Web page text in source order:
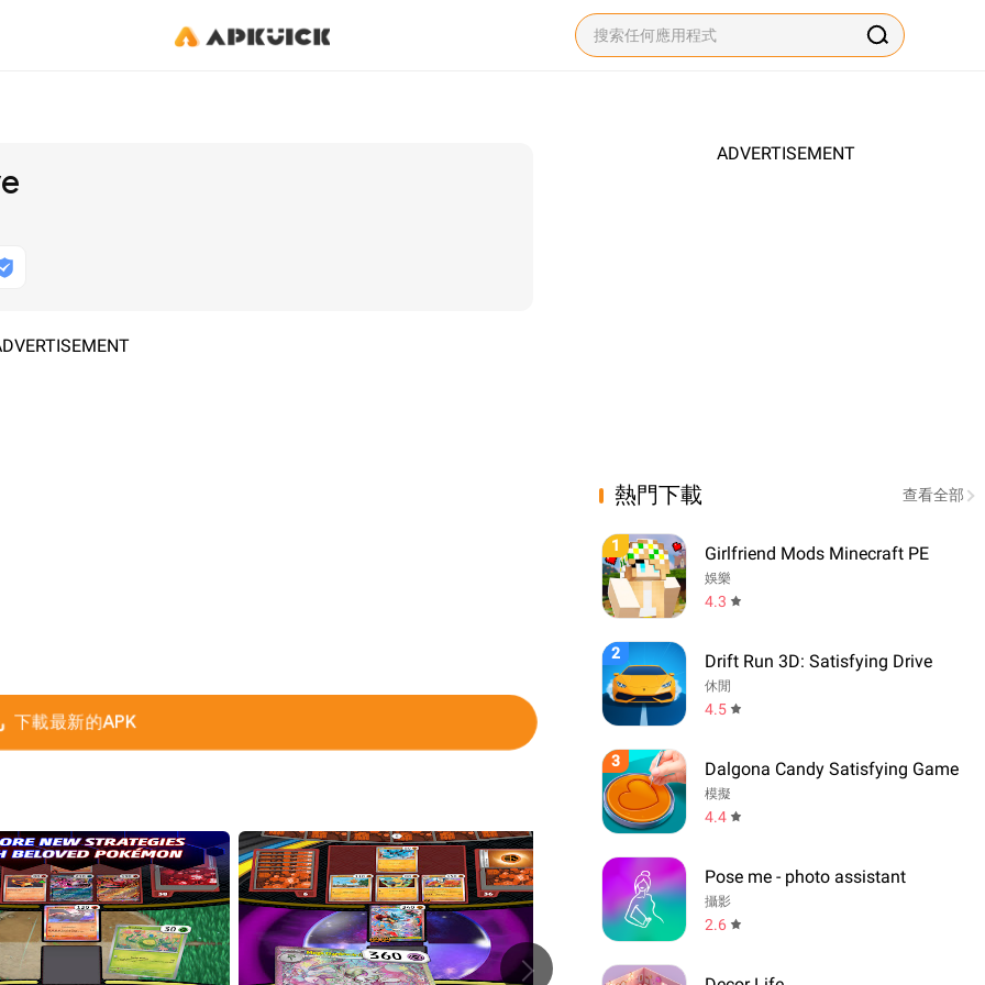
下載最新的APK
ADVERTISEMENT
熱門下載 查看全部
1 Girlfriend Mods Minecraft PE
娛樂
4.3
2 Drift Run 3D: Satisfying Drive
休閒
4.5
3 Dalgona Candy Satisfying Game
模擬
4.4
Pose me - photo assistant
攝影
2.6